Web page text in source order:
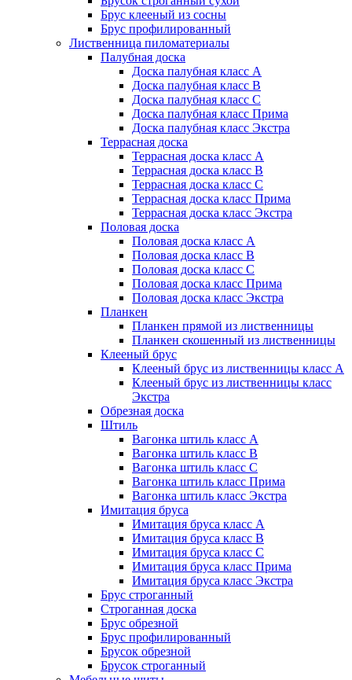
Брус клееный из сосны
Брус профилированный
Лиственница пиломатериалы
Палубная доска
Доска палубная класс А
Доска палубная класс B
Доска палубная класс C
Доска палубная класс Прима
Доска палубная класс Экстра
Террасная доска
Террасная доска класс А
Террасная доска класс B
Террасная доска класс C
Террасная доска класс Прима
Террасная доска класс Экстра
Половая доска
Половая доска класс А
Половая доска класс B
Половая доска класс C
Половая доска класс Прима
Половая доска класс Экстра
Планкен
Планкен прямой из лиственницы
Планкен скошенный из лиственницы
Клееный брус
Клееный брус из лиственницы класс А
Клееный брус из лиственницы класс
Экстра
Обрезная доска
Штиль
Вагонка штиль класс А
Вагонка штиль класс B
Вагонка штиль класс C
Вагонка штиль класс Прима
Вагонка штиль класс Экстра
Имитация бруса
Имитация бруса класс А
Имитация бруса класс B
Имитация бруса класс C
Имитация бруса класс Прима
Имитация бруса класс Экстра
Брус строганный
Строганная доска
Брус обрезной
Брус профилированный
Брусок обрезной
Брусок строганный